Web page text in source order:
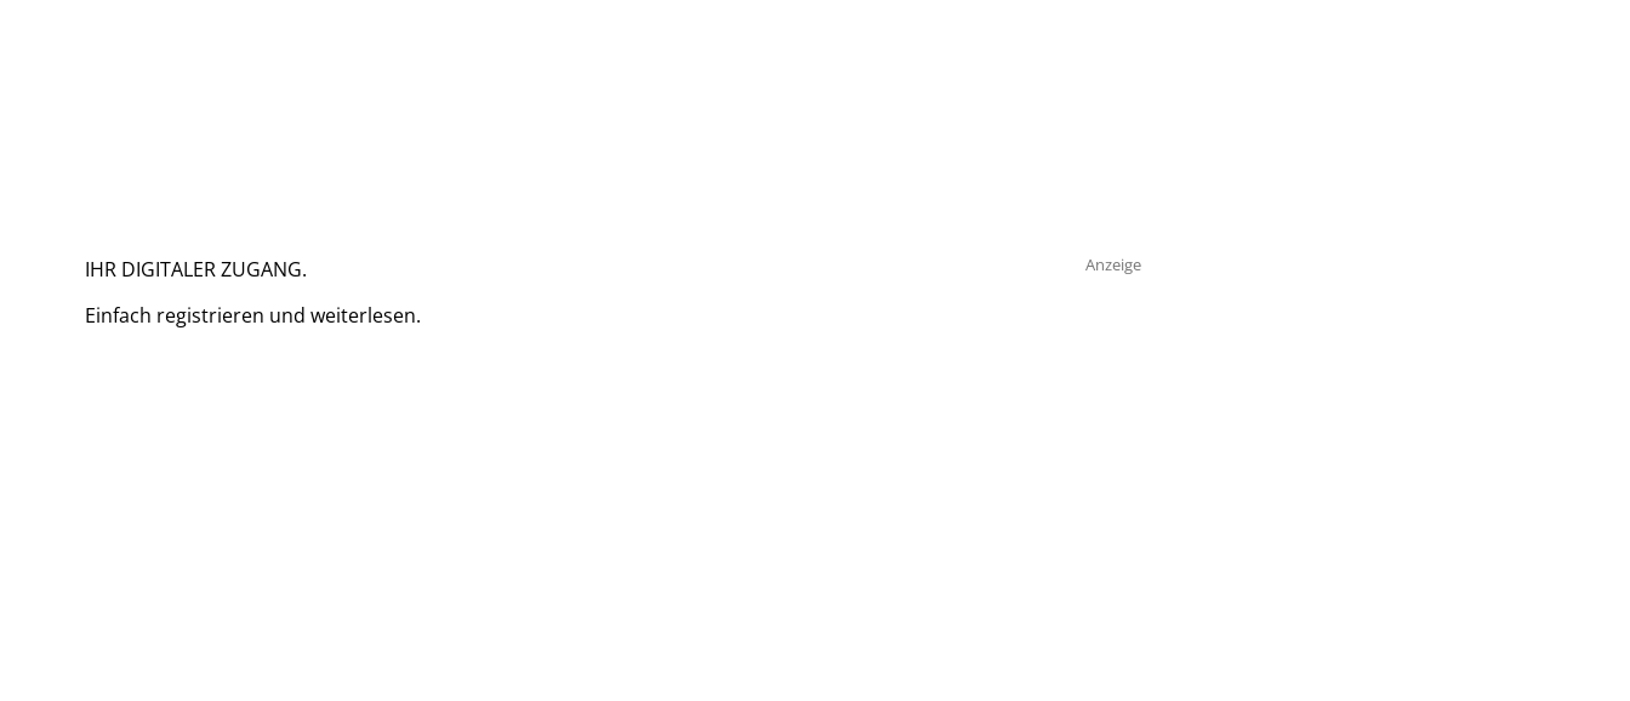
IHR DIGITALER ZUGANG.
Einfach registrieren und weiterlesen.
Anzeige